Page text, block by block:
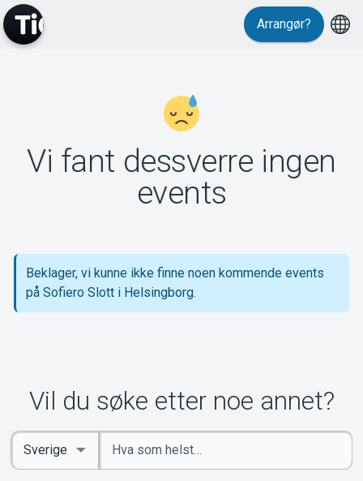
Support
Om Tickster
Arrangør?
Vi fant dessverre ingen
events
Beklager, vi kunne ikke finne noen kommende events
på Sofiero Slott i Helsingborg.
Vil du søke etter noe annet?
Angi
nøkkelord
Select
Country